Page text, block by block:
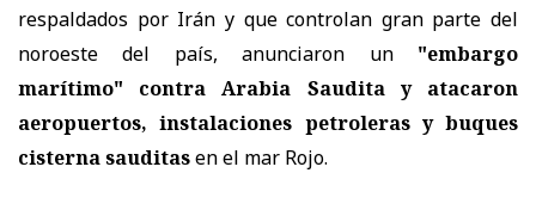
respaldados por Irán y que controlan gran parte del
noroeste del país, anunciaron un"embargo
marítimo" contra Arabia Saudita y atacaron
aeropuertos, instalaciones petroleras y buques
cisterna sauditasen el mar Rojo.